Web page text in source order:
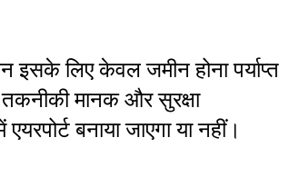
लिए केवल जमीन होना पर्याप्त
तकनीकी मानक और सुरक्षा
बनाया जाएगा या नहीं।